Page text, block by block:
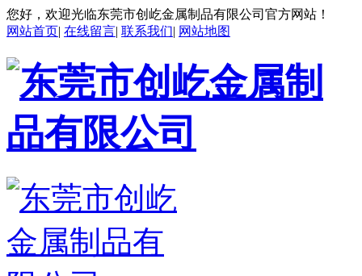
您好，欢迎光临东莞市创屹金属制品有限公司官方网站！
网站首页| 在线留言| 联系我们| 网站地图